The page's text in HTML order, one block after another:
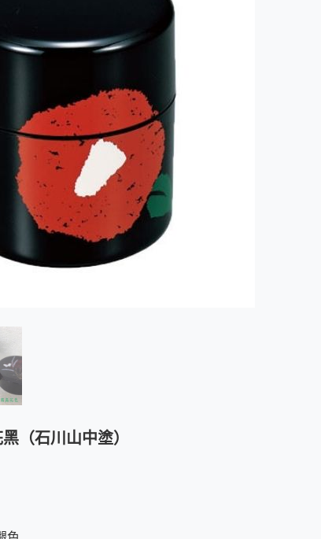
（石川山中塗）